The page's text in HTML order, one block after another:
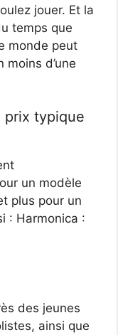
jouer. Et la
temps que
monde peut
moins d’une
prix typique
un modèle
plus pour un
: Harmonica :
des jeunes
ainsi que